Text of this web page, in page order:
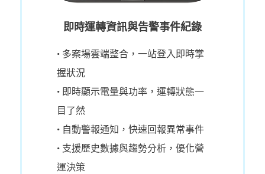
即時運轉資訊與告警事件紀錄
• 多案場雲端整合，一站登入即時掌
握狀況
• 即時顯示電量與功率，運轉狀態一
目了然
• 自動警報通知，快速回報異常事件
• 支援歷史數據與趨勢分析，優化營
運決策